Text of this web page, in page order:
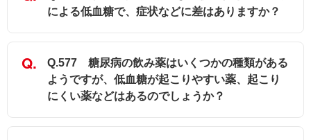
による低血糖で、症状などに差はありますか？
Q.577 糖尿病の飲み薬はいくつかの種類がある
ようですが、低血糖が起こりやすい薬、起こり
にくい薬などはあるのでしょうか？